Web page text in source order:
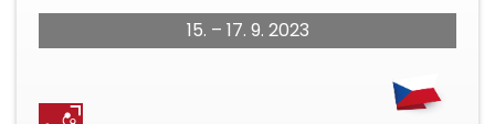
15. – 17. 9. 2023